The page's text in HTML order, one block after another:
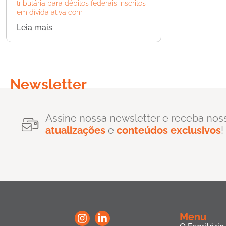
tributária para débitos federais inscritos
em dívida ativa com
Leia mais
Newsletter
Assine nossa newsletter e receba
atualizações e conteúdos exclusivos!
Menu